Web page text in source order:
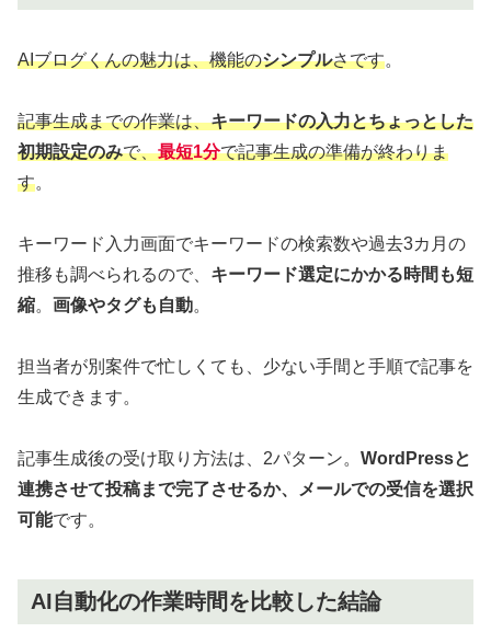
AIブログくんの魅力は、機能のシンプルさです。
記事生成までの作業は、キーワードの入力とちょっとした
初期設定のみで、最短1分で記事生成の準備が終わりま
す。
キーワード入力画面でキーワードの検索数や過去3カ月の
推移も調べられるので、 キーワード選定にかかる時間も短
縮。 画像やタグも自動。
担当者が別案件で忙しくても、少ない手間と手順で記事を
生成できます。
記事生成後の受け取り方法は、2パターン。 WordPressと
連携させて投稿まで完了させるか、メールでの受信を選択
可能です。
AI自動化の作業時間を比較した結論